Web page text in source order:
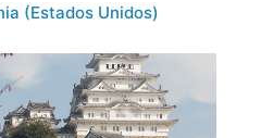
(Estados Unidos)